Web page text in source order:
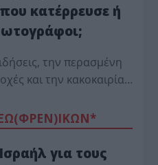
κατέρρευσε ή
την περασμένη
και την κακοκαιρία…
για τους